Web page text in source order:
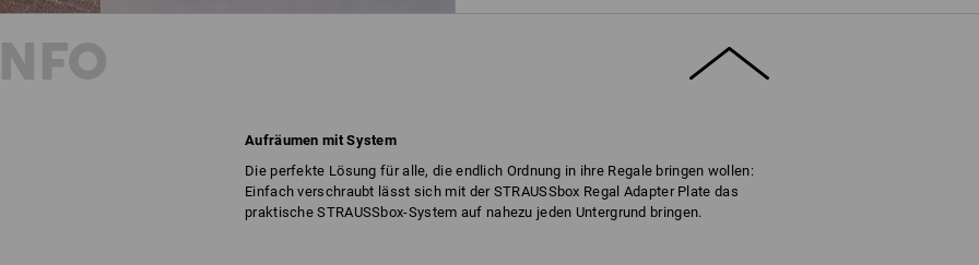
Aufräumen mit System
Die perfekte Lösung für alle, die endlich Ordnung in ihre Regale bringen wollen:
Einfach verschraubt lässt sich mit der STRAUSSbox Regal Adapter Plate das
praktische STRAUSSbox-System auf nahezu jeden Untergrund bringen.